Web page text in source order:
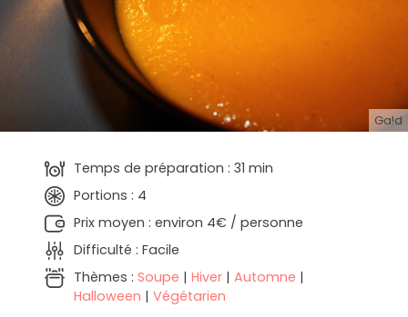
Ga!d
Temps de préparation : 31 min
Portions : 4
Prix moyen : environ 4€ / personne
Difficulté : Facile
Thèmes : Soupe | Hiver | Automne |
Halloween | Végétarien